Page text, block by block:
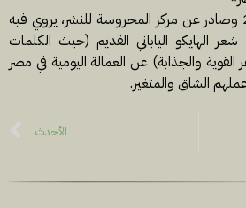
كتاب سردي نشر عام 2020 وصادر عن مركز المحروسة للنشر، يروي فيه
الهايكو الياباني القديم (حيث الكلمات
والجذابة) عن العمالة اليومية في مصر
الشاق والمتغير.
الأحدث